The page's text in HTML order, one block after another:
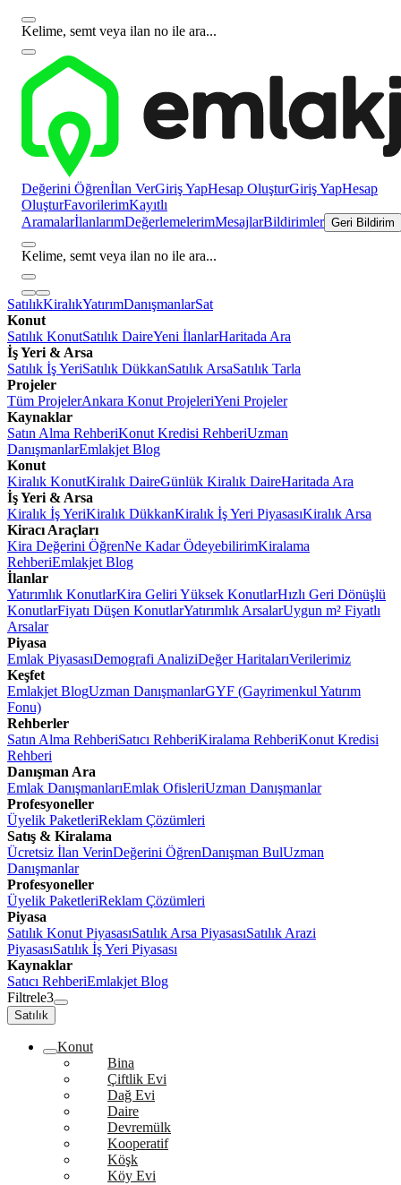
Kelime, semt veya ilan no ile ara...
Değerini Öğrenİlan VerGiriş YapHesap OluşturGiriş YapHesap
OluşturFavorilerimKayıtlı
AramalarİlanlarımDeğerlemelerimMesajlarBildirimler Geri Bildirim
Kelime, semt veya ilan no ile ara...
SatılıkKiralıkYatırımDanışmanlarSat
Konut
Satılık KonutSatılık DaireYeni İlanlarHaritada Ara
İş Yeri & Arsa
Satılık İş YeriSatılık DükkanSatılık ArsaSatılık Tarla
Projeler
Tüm ProjelerAnkara Konut ProjeleriYeni Projeler
Kaynaklar
Satın Alma RehberiKonut Kredisi RehberiUzman
DanışmanlarEmlakjet Blog
Konut
Kiralık KonutKiralık DaireGünlük Kiralık DaireHaritada Ara
İş Yeri & Arsa
Kiralık İş YeriKiralık DükkanKiralık İş Yeri PiyasasıKiralık Arsa
Kiracı Araçları
Kira Değerini ÖğrenNe Kadar ÖdeyebilirimKiralama
RehberiEmlakjet Blog
İlanlar
Yatırımlık KonutlarKira Geliri Yüksek KonutlarHızlı Geri Dönüşlü
KonutlarFiyatı Düşen KonutlarYatırımlık ArsalarUygun m² Fiyatlı
Arsalar
Piyasa
Emlak PiyasasıDemografi AnaliziDeğer HaritalarıVerilerimiz
Keşfet
Emlakjet BlogUzman DanışmanlarGYF (Gayrimenkul Yatırım
Fonu)
Rehberler
Satın Alma RehberiSatıcı RehberiKiralama RehberiKonut Kredisi
Rehberi
Danışman Ara
Emlak DanışmanlarıEmlak OfisleriUzman Danışmanlar
Profesyoneller
Üyelik PaketleriReklam Çözümleri
Satış & Kiralama
Ücretsiz İlan VerinDeğerini ÖğrenDanışman BulUzman
Danışmanlar
Profesyoneller
Üyelik PaketleriReklam Çözümleri
Piyasa
Satılık Konut PiyasasıSatılık Arsa PiyasasıSatılık Arazi
PiyasasıSatılık İş Yeri Piyasası
Kaynaklar
Satıcı RehberiEmlakjet Blog
Filtrele3
Satılık
Konut
Bina
Çiftlik Evi
Dağ Evi
Daire
Devremülk
Kooperatif
Köşk
Köy Evi